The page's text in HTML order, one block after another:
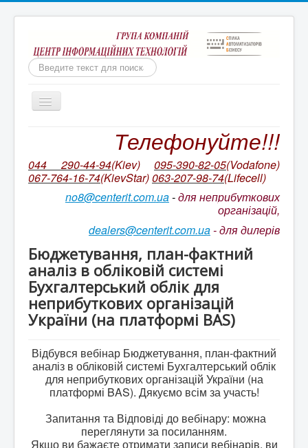
Пошук
Включить/
выключить
Бухгалтерія для неприбуткових організацій
Бухгалтерський облік КОРП для неприбуткових
організацій України
Оновлення БАС НПО. Відео на YouTube
Супровід неприбуткової конфігурації
Ціни на пакетів сервісів ІТС
BAS Комплексне управління підприємством
Business automation software for accounting. PROF
Відповіді на деякі питання, стосовно Облікових
систем BAS
Безоплатна допомога в бухгалтеії для НПО.
ПИТАННЯ ТА ВІДПОВІДІ "Кадровий облік,
нарахування та виплата зарплати для НПО "
Телефонуйте!!!
044 290-44-94(Kiev) 095-390-82-05(Vodafone)
067-764-16-74(KievStar)063-207-98-74(Lifecell)
no8@centerit.com.ua-для неприбуткових
організацій,
dealers@centerit.com.ua-для дилерів
Бюджетування, план-фактний
аналіз в обліковій системі
Бухгалтерський облік для
неприбуткових організацій
України (на платформі BAS)
Відбувся вебінар Бюджетування, план-фактний
аналіз в обліковій системі Бухгалтерський облік
для неприбуткових організацій України (на
платформі BAS). Дякуємо всім за участь!
Запитання та Відповіді до вебінару: можна
переглянути за посиланням.
Якщо ви бажаєте отримати записи вебінарів, ви